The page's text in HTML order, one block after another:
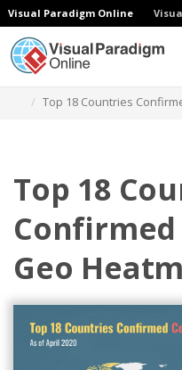
Visual Paradigm Online
Top 18 Countries
Top 18
Confirmed
Geo